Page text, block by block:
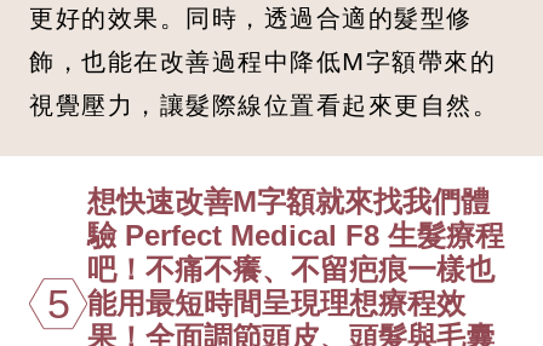
更好的效果。同時，透過合適的髮型修
飾，也能在改善過程中降低M字額帶來的
視覺壓力，讓髮際線位置看起來更自然。
5
想快速改善M字額就來找我們體
驗 Perfect Medical F8 生髮療程
吧！不痛不癢、不留疤痕一樣也
能用最短時間呈現理想療程效
果！全面調節頭皮、頭髮與毛囊